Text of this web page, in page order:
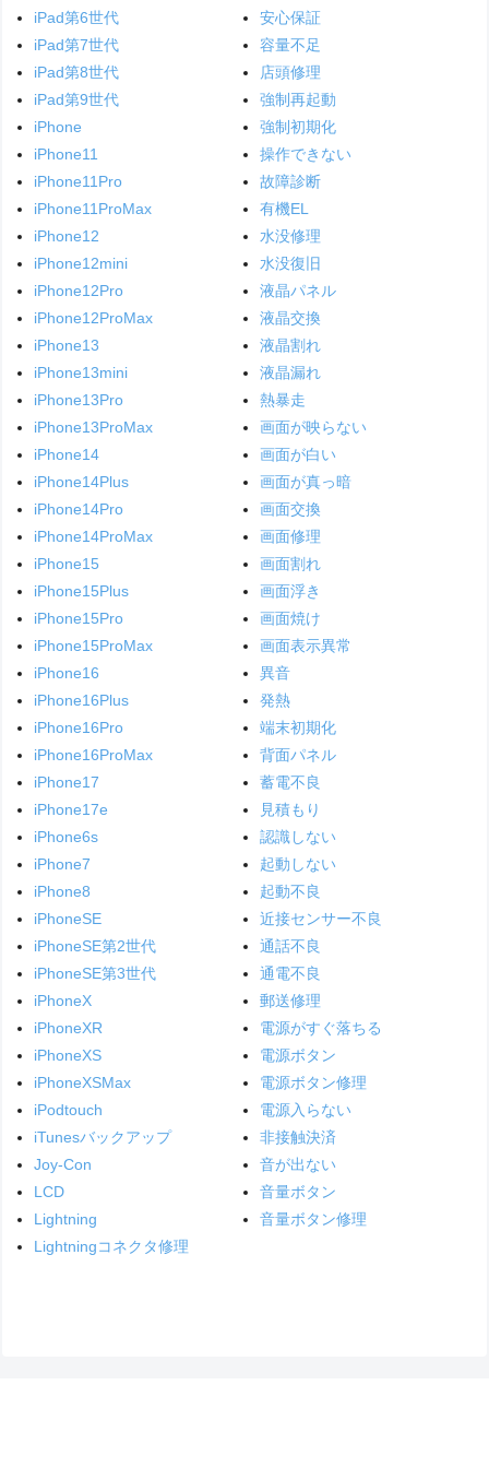
iPad第6世代
iPad第7世代
iPad第8世代
iPad第9世代
iPhone
iPhone11
iPhone11Pro
iPhone11ProMax
iPhone12
iPhone12mini
iPhone12Pro
iPhone12ProMax
iPhone13
iPhone13mini
iPhone13Pro
iPhone13ProMax
iPhone14
iPhone14Plus
iPhone14Pro
iPhone14ProMax
iPhone15
iPhone15Plus
iPhone15Pro
iPhone15ProMax
iPhone16
iPhone16Plus
iPhone16Pro
iPhone16ProMax
iPhone17
iPhone17e
iPhone6s
iPhone7
iPhone8
iPhoneSE
iPhoneSE第2世代
iPhoneSE第3世代
iPhoneX
iPhoneXR
iPhoneXS
iPhoneXSMax
iPodtouch
iTunesバックアップ
Joy-Con
LCD
Lightning
Lightningコネクタ修理
安心保証
容量不足
店頭修理
強制再起動
強制初期化
操作できない
故障診断
有機EL
水没修理
水没復旧
液晶パネル
液晶交換
液晶割れ
液晶漏れ
熱暴走
画面が映らない
画面が白い
画面が真っ暗
画面交換
画面修理
画面割れ
画面浮き
画面焼け
画面表示異常
異音
発熱
端末初期化
背面パネル
蓄電不良
見積もり
認識しない
起動しない
起動不良
近接センサー不良
通話不良
通電不良
郵送修理
電源がすぐ落ちる
電源ボタン
電源ボタン修理
電源入らない
非接触決済
音が出ない
音量ボタン
音量ボタン修理